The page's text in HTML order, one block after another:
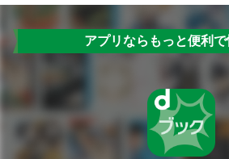
アプリならもっと便利で